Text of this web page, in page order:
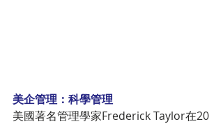
美企管理：科學管理
美國著名管理學家Frederick Taylor在20